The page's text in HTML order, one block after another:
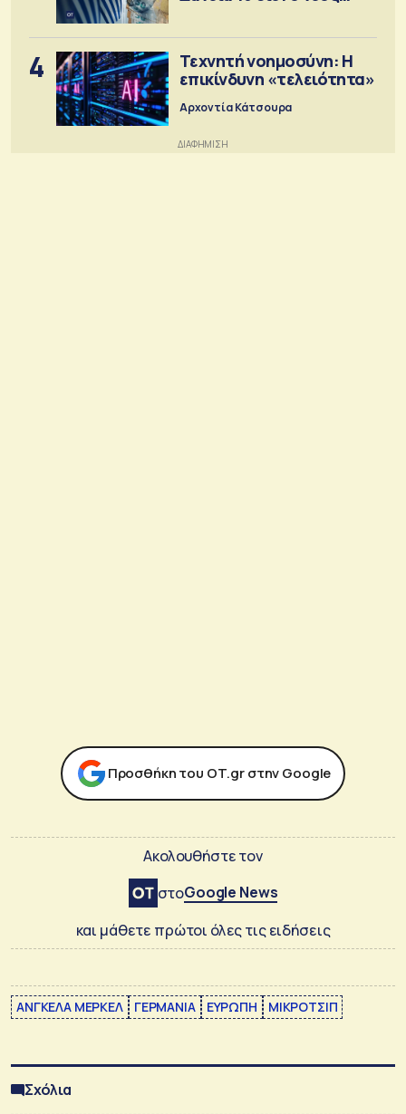
4
Τεχνητή νοημοσύνη: Η
επικίνδυνη «τελειότητα»
Αρχοντία Κάτσουρα
Προσθήκη του ΟΤ.gr στην Google
Ακολουθήστε τον
στοGoogle News
και μάθετε πρώτοι όλες τις ειδήσεις
ΑΝΓΚΕΛΑ ΜΕΡΚΕΛ ΓΕΡΜΑΝΙΑ ΕΥΡΩΠΗ ΜΙΚΡΟΤΣΙΠ
Σχόλια